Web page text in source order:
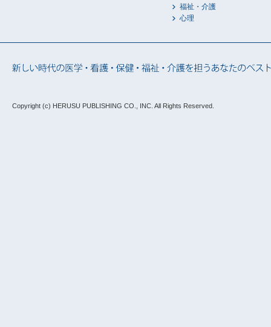
福祉・介護
心理
Copyright (c) HERUSU PUBLISHING CO., INC. All Rights Reserved.